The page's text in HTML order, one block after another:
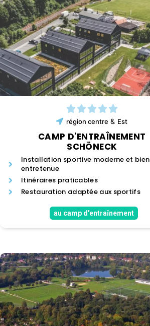
régioncentre & Est
CAMP D'ENTRAÎNEMENT
SCHÖNECK
Installation sportive moderne et bien
entretenue
Itinéraires praticables
Restauration adaptée aux sportifs
au camp d'entraînement